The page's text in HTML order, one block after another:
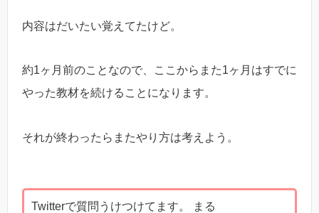
内容はだいたい覚えてたけど。
約1ヶ月前のことなので、ここからまた1ヶ月はすでに
やった教材を続けることになります。
それが終わったらまたやり方は考えよう。
Twitterで質問うけつけてます。 まる